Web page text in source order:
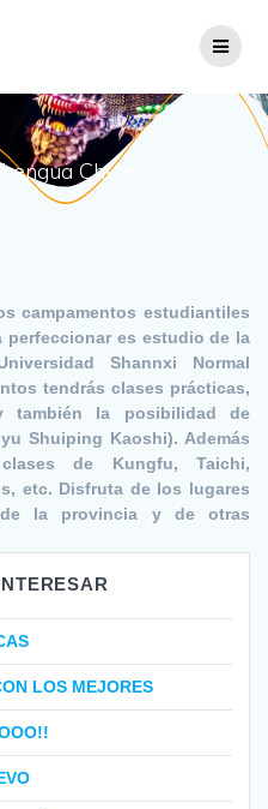
China
LOS MEJORES
campamentos estudiantiles
perfeccionar es estudio de la
Shannxi Normal
tendrás clases prácticas,
también la posibilidad de
Shuiping Kaoshi). Además
de Kungfu, Taichi,
etc. Disfruta de los lugares
la provincia y de otras